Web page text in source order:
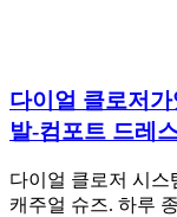
다이얼 클로저
발-컴포트 드레
다이얼 클로저 시
캐주얼 슈즈. 하루